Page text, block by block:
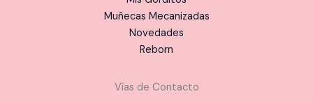
Muñecas Mecanizadas
Novedades
Reborn
Vías de Contacto